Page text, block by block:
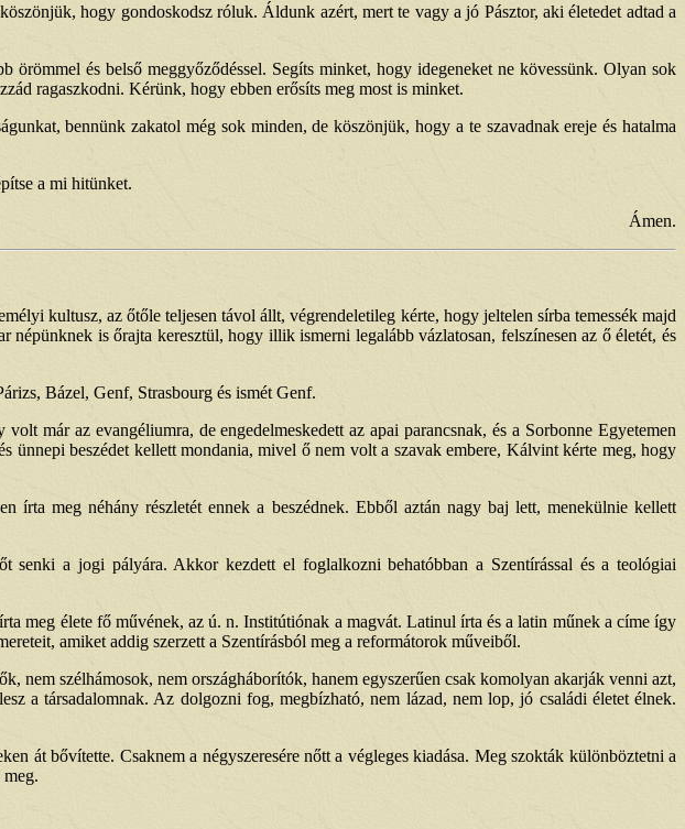
hogy gondoskodsz róluk. Áldunk azért, mert te vagy a jó Pásztor, aki életedet adtad a
és belső meggyőződéssel. Segíts minket, hogy idegeneket ne kövessünk. Olyan sok
ragaszkodni. Kérünk, hogy ebben erősíts meg most is minket.
bennünk zakatol még sok minden, de köszönjük, hogy a te szavadnak ereje és hatalma
a mi hitünket.
Ámen.
kultusz, az őtőle teljesen távol állt, végrendeletileg kérte, hogy jeltelen sírba temessék majd
is őrajta keresztül, hogy illik ismerni legalább vázlatosan, felszínesen az ő életét, és
Bázel, Genf, Strasbourg és ismét Genf.
már az evangéliumra, de engedelmeskedett az apai parancsnak, és a Sorbonne Egyetemen
beszédet kellett mondania, mivel ő nem volt a szavak embere, Kálvint kérte meg, hogy
írta meg néhány részletét ennek a beszédnek. Ebből aztán nagy baj lett, menekülnie kellett
senki a jogi pályára. Akkor kezdett el foglalkozni behatóbban a Szentírással és a teológiai
meg élete fő művének, az ú. n. Institútiónak a magvát. Latinul írta és a latin műnek a címe így
amiket addig szerzett a Szentírásból meg a reformátorok műveiből.
szélhámosok, nem országháborítók, hanem egyszerűen csak komolyan akarják venni azt,
a társadalomnak. Az dolgozni fog, megbízható, nem lázad, nem lop, jó családi életet élnek.
át bővítette. Csaknem a négyszeresére nőtt a végleges kiadása. Meg szokták különböztetni a